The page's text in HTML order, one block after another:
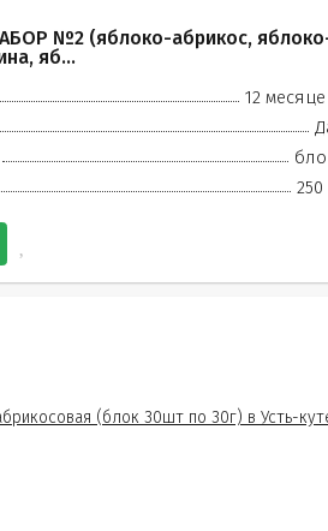
№2 (яблоко-абрикос,
яб...
12
250